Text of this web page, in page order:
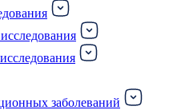
заболеваний